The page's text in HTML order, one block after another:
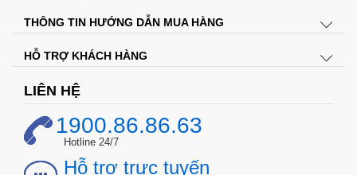
THÔNG TIN HƯỚNG DẪN MUA HÀNG
HỖ TRỢ KHÁCH HÀNG
LIÊN HỆ
1900.86.86.63
Hotline 24/7
Hỗ trợ trực tuyến